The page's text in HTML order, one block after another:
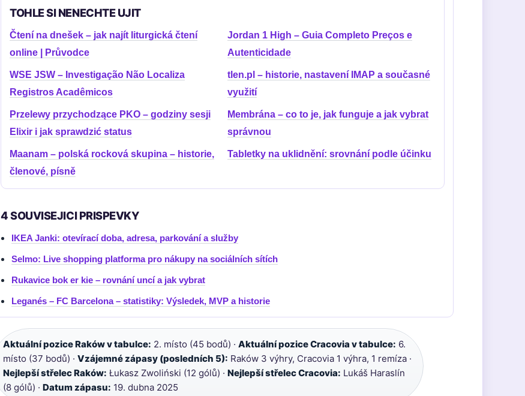
TOHLE SI NENECHTE UJIT
Čtení na dnešek – jak najít liturgická čtení
online | Průvodce
Jordan 1 High – Guia Completo Preços e
Autenticidade
WSE JSW – Investigação Não Localiza
Registros Acadêmicos
tlen.pl – historie, nastavení IMAP a současné
využití
Przelewy przychodzące PKO – godziny sesji
Elixir i jak sprawdzić status
Membrána – co to je, jak funguje a jak vybrat
správnou
Maanam – polská rocková skupina – historie,
členové, písně
Tabletky na uklidnění: srovnání podle účinku
4 SOUVISEJICI PRISPEVKY
IKEA Janki: otevírací doba, adresa, parkování a služby
Selmo: Live shopping platforma pro nákupy na sociálních sítích
Rukavice bok er kie – rovnání uncí a jak vybrat
Leganés – FC Barcelona – statistiky: Výsledek, MVP a historie
Aktuální pozice Raków v tabulce: 2. místo (45 bodů) · Aktuální pozice Cracovia v tabulce: 6.
místo (37 bodů) · Vzájemné zápasy (posledních 5): Raków 3 výhry, Cracovia 1 výhra, 1 remíza ·
Nejlepší střelec Raków: Łukasz Zwoliński (12 gólů) · Nejlepší střelec Cracovia: Lukáš Haraslín
(8 gólů) · Datum zápasu: 19. dubna 2025